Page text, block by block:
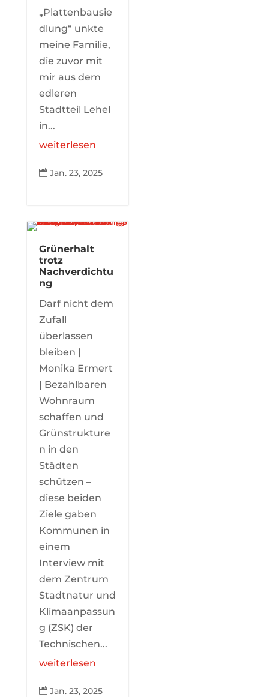
„Plattenbausie
dlung“ unkte
meine Familie,
die zuvor mit
mir aus dem
edleren
Stadtteil Lehel
in...
weiterlesen
 Jan. 23, 2025
Grünerhalt
trotz
Nachverdichtu
ng
Darf nicht dem
Zufall
überlassen
bleiben |
Monika Ermert
| Bezahlbaren
Wohnraum
schaffen und
Grünstrukture
n in den
Städten
schützen –
diese beiden
Ziele gaben
Kommunen in
einem
Interview mit
dem Zentrum
Stadtnatur und
Klimaanpassun
g (ZSK) der
Technischen...
weiterlesen
 Jan. 23, 2025